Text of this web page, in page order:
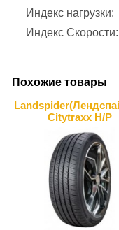
Индекс нагрузки:
Индекс Скорости:
Похожие товары
Citytraxx H/P